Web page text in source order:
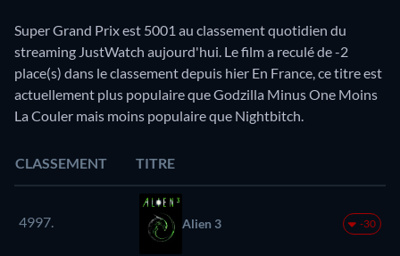
Super Grand Prix est 5001 au classement quotidien du
streaming JustWatch aujourd'hui. Le film a reculé de -2
place(s) dans le classement depuis hier En France, ce titre est
actuellement plus populaire que Godzilla Minus One Moins
La Couler mais moins populaire que Nightbitch.
CLASSEMENT TITRE
4997. Alien 3 -30